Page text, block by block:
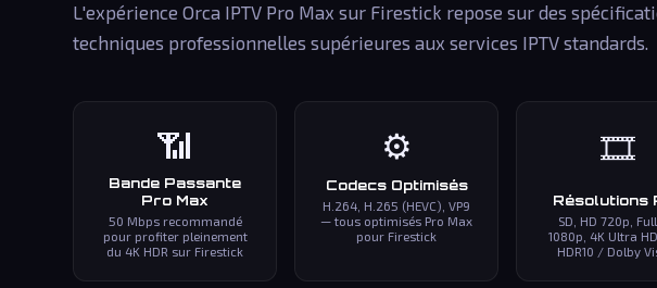
L'expérience Orca IPTV Pro Max sur Firestick repose sur des
techniques professionnelles supérieures aux services IPTV standards.
📶
Bande Passante
Pro Max
50 Mbps recommandé
pour profiter pleinement
du 4K HDR sur Firestick
⚙️
Codecs Optimisés
H.264, H.265 (HEVC), VP9
— tous optimisés Pro Max
pour Firestick
🎞️
Résolutions
SD, HD 720p,
1080p, 4K Ultra
HDR10 / Dolby